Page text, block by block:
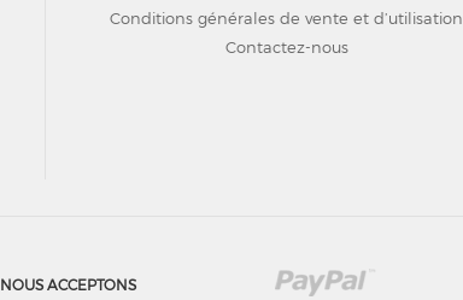
Conditions générales de vente et d’utilisation
Contactez-nous
NOUS ACCEPTONS